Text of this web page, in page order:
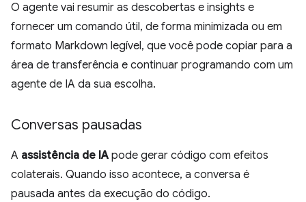
O agente vai resumir as descobertas e insights e
fornecer um comando útil, de forma minimizada ou em
formato Markdown legível, que você pode copiar para a
área de transferência e continuar programando com um
agente de IA da sua escolha.
Conversas pausadas
A assistência de IA pode gerar código com efeitos
colaterais. Quando isso acontece, a conversa é
pausada antes da execução do código.